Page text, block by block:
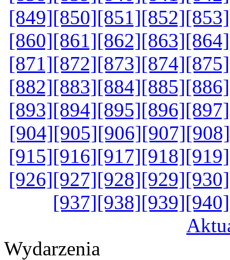
[849][850][851][852][853]
[860][861][862][863][864]
[871][872][873][874][875]
[882][883][884][885][886]
[893][894][895][896][897]
[904][905][906][907][908]
[915][916][917][918][919]
[926][927][928][929][930]
[937][938][939][940]
Wydarzenia